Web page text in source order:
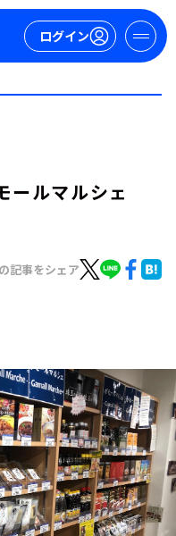
ログイン
ールマルシェ
記事をシェア